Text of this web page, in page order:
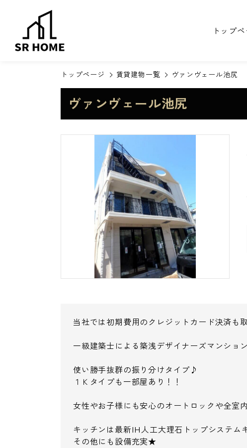
トップ
トップページ 賃貸建物一覧 ヴァンヴェール池尻
ヴァンヴェール池尻
当社では初期費用のクレジットカード決済も
一級建築士による築浅デザイナーズマンショ
使い勝手抜群の振り分けタイプ♪
１Ｋタイプも一部屋あり！！
女性やお子様にも安心のオートロックや全室
キッチンは最新IH人工大理石トップシステム
その他にも設備充実★